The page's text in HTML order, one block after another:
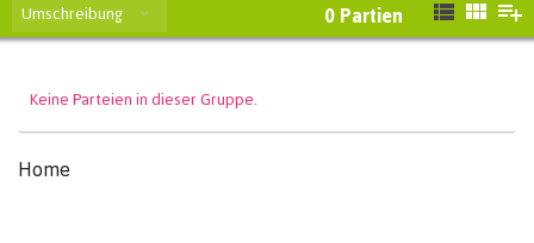
Umschreibung 0 Partien
Keine Parteien in dieser Gruppe.
Home